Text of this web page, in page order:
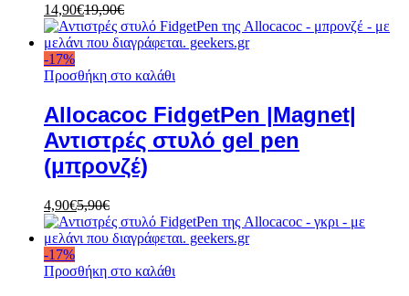
14,90€19,90€
-17%
Προσθήκη στο καλάθι
Allocacoc FidgetPen |Magnet|
Αντιστρές στυλό gel pen
(μπρονζέ)
4,90€5,90€
-17%
Προσθήκη στο καλάθι